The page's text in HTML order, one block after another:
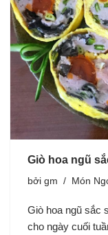
Giò hoa ngũ
bởi gm Món
Giò hoa ngũ sắc
cho ngày cuối